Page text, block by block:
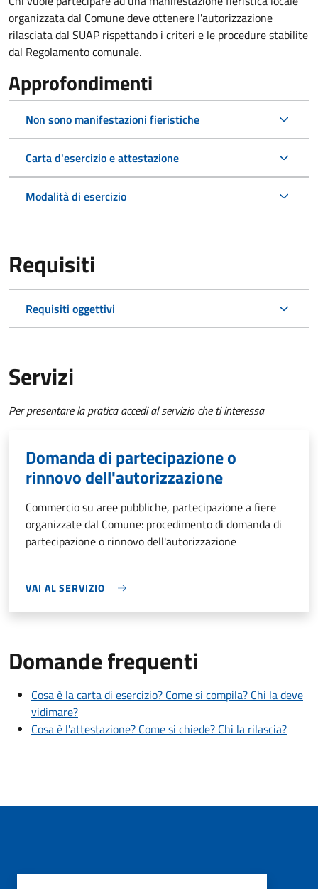
organizzata dal Comune deve ottenere l'autorizzazione
rilasciata dal SUAP rispettando i criteri e le procedure stabilite
dal Regolamento comunale.
Approfondimenti
Non sono manifestazioni fieristiche
Carta d'esercizio e attestazione
Modalità di esercizio
Requisiti
Requisiti oggettivi
Servizi
Per presentare la pratica accedi al servizio che ti interessa
Domanda di partecipazione o
rinnovo dell'autorizzazione
Commercio su aree pubbliche, partecipazione a fiere
organizzate dal Comune: procedimento di domanda di
partecipazione o rinnovo dell'autorizzazione
VAI AL SERVIZIO
Domande frequenti
Cosa è la carta di esercizio? Come si compila? Chi la deve
vidimare?
Cosa è l'attestazione? Come si chiede? Chi la rilascia?